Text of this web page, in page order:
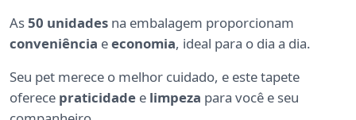
As50 unidades na embalagem proporcionam
conveniência eeconomia, ideal para o dia a dia.
Seu pet merece o melhor cuidado, e este tapete
oferece praticidade e limpeza para você e seu